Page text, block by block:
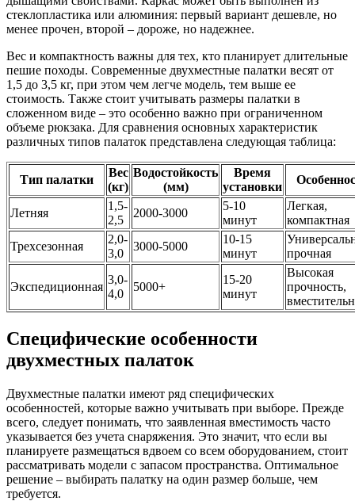
стеклопластика или алюминия: первый вариант дешевле, но
менее прочен, второй – дороже, но надежнее.
Вес и компактность важны для тех, кто планирует длительные
пешие походы. Современные двухместные палатки весят от
1,5 до 3,5 кг, при этом чем легче модель, тем выше ее
стоимость. Также стоит учитывать размеры палатки в
сложенном виде – это особенно важно при ограниченном
объеме рюкзака. Для сравнения основных характеристик
различных типов палаток представлена следующая таблица:
Тип палатки
Вес
(кг)
Водостойкость
(мм)
Время
установки
Летняя
1,5-
2,5
2000-3000
5-10
минут
Легкая,
компактная
Трехсезонная
2,0-
3,0
3000-5000
10-15
минут
прочная
Экспедиционная
3,0-
4,0
5000+
15-20
минут
Высокая
прочность,
Специфические особенности
двухместных палаток
Двухместные палатки имеют ряд специфических
особенностей, которые важно учитывать при выборе. Прежде
всего, следует понимать, что заявленная вместимость часто
указывается без учета снаряжения. Это значит, что если вы
планируете размещаться вдвоем со всем оборудованием, стоит
рассматривать модели с запасом пространства. Оптимальное
решение – выбирать палатку на один размер больше, чем
требуется.